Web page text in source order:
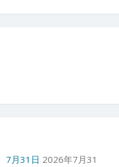
7月31日 2026年7月31